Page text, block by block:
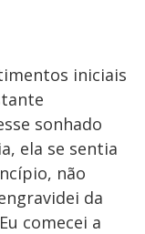
iniciais
sonhado
ela se sentia
não
da
comecei a